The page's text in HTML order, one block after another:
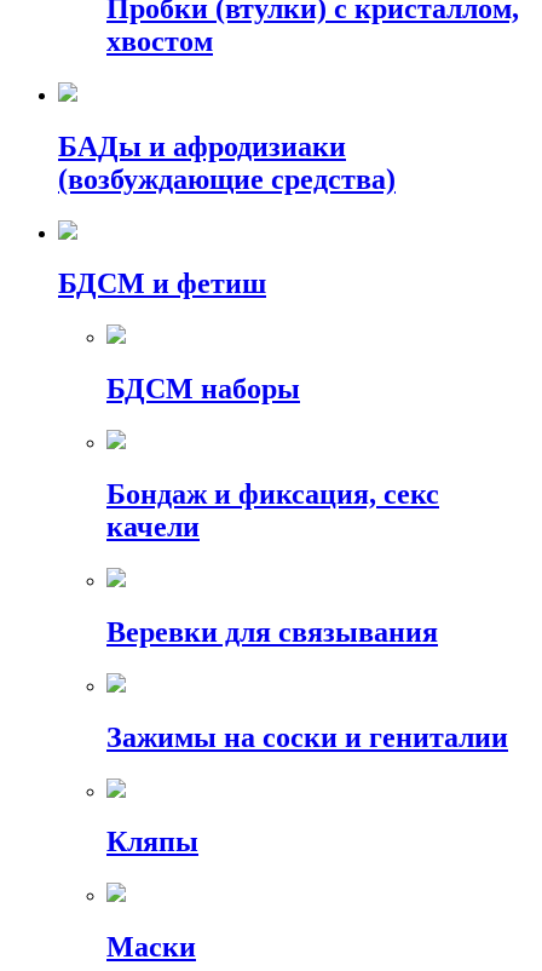
Пробки (втулки) с кристаллом,
хвостом
БАДы и афродизиаки
(возбуждающие средства)
БДСМ и фетиш
БДСМ наборы
Бондаж и фиксация, секс
качели
Веревки для связывания
Зажимы на соски и гениталии
Кляпы
Маски